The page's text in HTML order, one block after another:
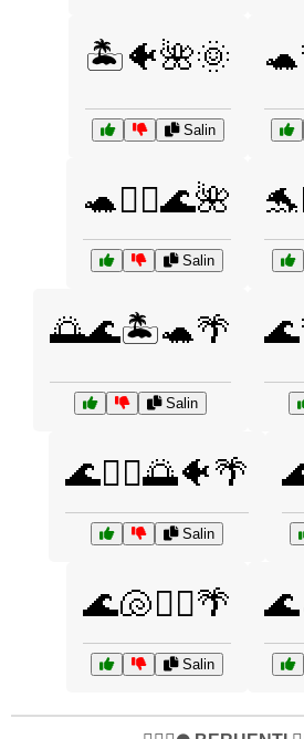
🏝️🐠🌺🌞
Salin
🐢🏄‍♂️🌊🌺
Salin
🌅🌊🏝️🐢🌴
Salin
🌊🏄‍♀️🌅🐠🌴
Salin
🌊🐚🏄‍♂️🌴
Salin